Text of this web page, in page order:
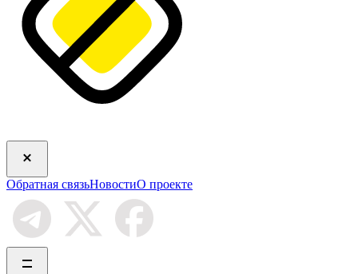
Обратная связьНовостиО проекте